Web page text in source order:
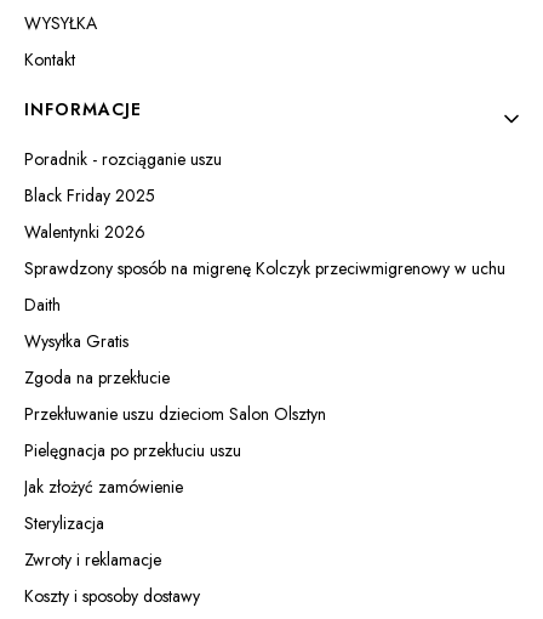
WYSYŁKA
Kontakt
INFORMACJE
Poradnik - rozciąganie uszu
Black Friday 2025
Walentynki 2026
Sprawdzony sposób na migrenę Kolczyk przeciwmigrenowy w uchu
Daith
Wysyłka Gratis
Zgoda na przekłucie
Przekłuwanie uszu dzieciom Salon Olsztyn
Pielęgnacja po przekłuciu uszu
Jak złożyć zamówienie
Sterylizacja
Zwroty i reklamacje
Koszty i sposoby dostawy